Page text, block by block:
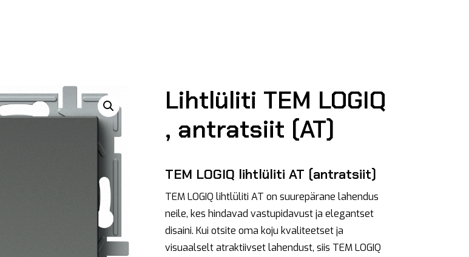
Lihtlüliti TEM LOGIQ
, antratsiit (AT)
TEM LOGIQ lihtlüliti AT (antratsiit)
TEM LOGIQ lihtlüliti AT on suurepärane lahendus
neile, kes hindavad vastupidavust ja elegantset
disaini. Kui otsite oma koju kvaliteetset ja
visuaalselt atraktiivset lahendust, siis TEM LOGIQ